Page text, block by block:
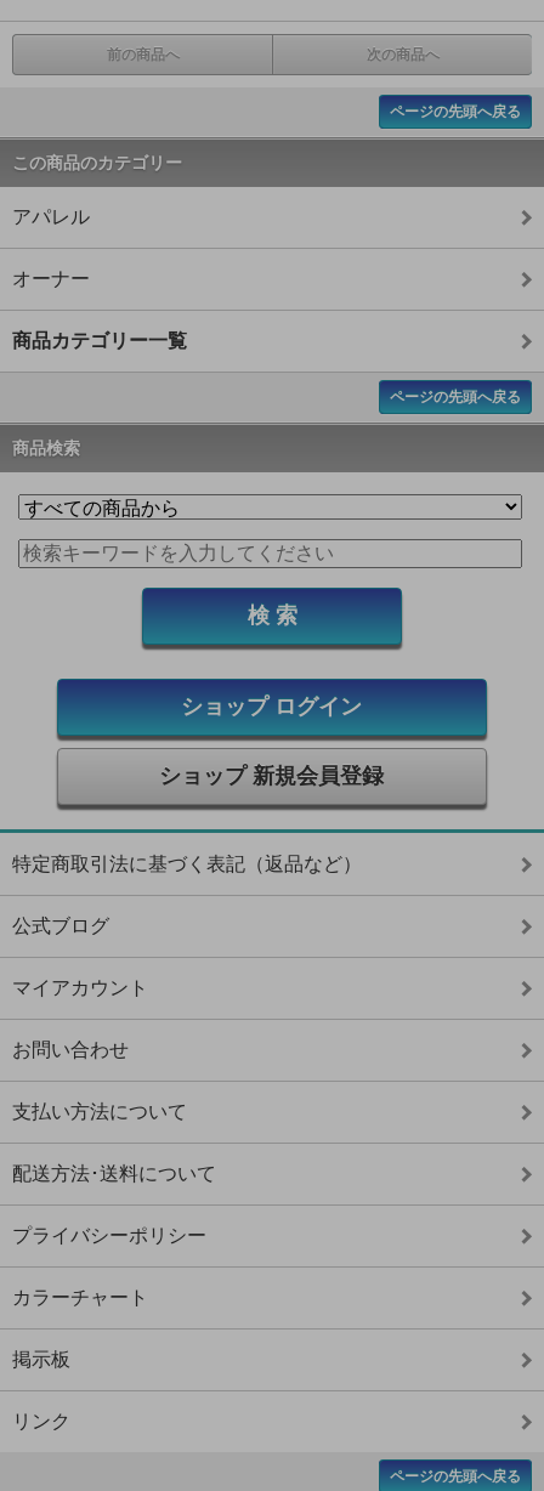
前の商品へ 次の商品へ
ページの先頭へ戻る
この商品のカテゴリー
アパレル
オーナー
商品カテゴリー一覧
ページの先頭へ戻る
商品検索
ショップ ログイン
ショップ 新規会員登録
特定商取引法に基づく表記（返品など）
公式ブログ
マイアカウント
お問い合わせ
支払い方法について
配送方法･送料について
プライバシーポリシー
カラーチャート
掲示板
リンク
ページの先頭へ戻る